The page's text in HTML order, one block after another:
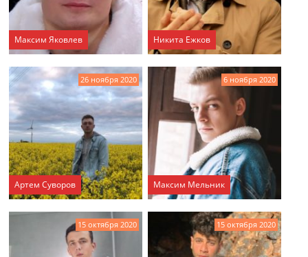
Максим Яковлев Никита Ежков
26 ноября 2020
Артем Суворов
6 ноября 2020
Максим Мельник
15 октября 2020 15 октября 2020